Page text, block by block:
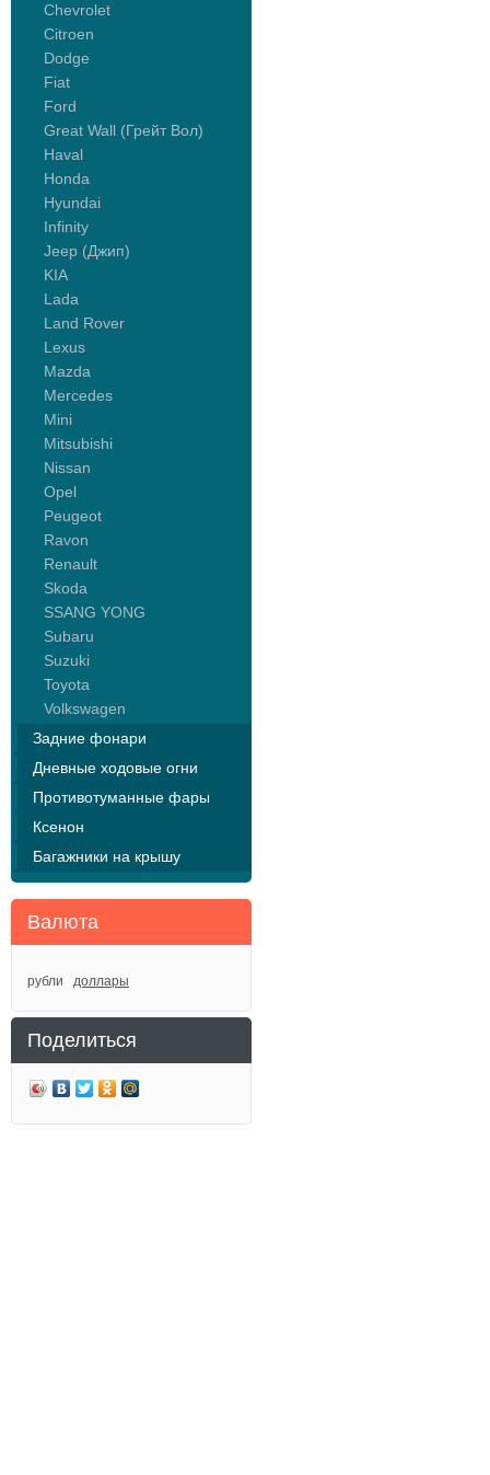
Chevrolet
Citroen
Dodge
Fiat
Ford
Great Wall (Грейт Вол)
Haval
Honda
Hyundai
Infinity
Jeep (Джип)
KIA
Lada
Land Rover
Lexus
Mazda
Mercedes
Mini
Mitsubishi
Nissan
Opel
Peugeot
Ravon
Renault
Skoda
SSANG YONG
Subaru
Suzuki
Toyota
Volkswagen
Задние фонари
Дневные ходовые огни
Противотуманные фары
Ксенон
Багажники на крышу
Валюта
рубли доллары
Поделиться